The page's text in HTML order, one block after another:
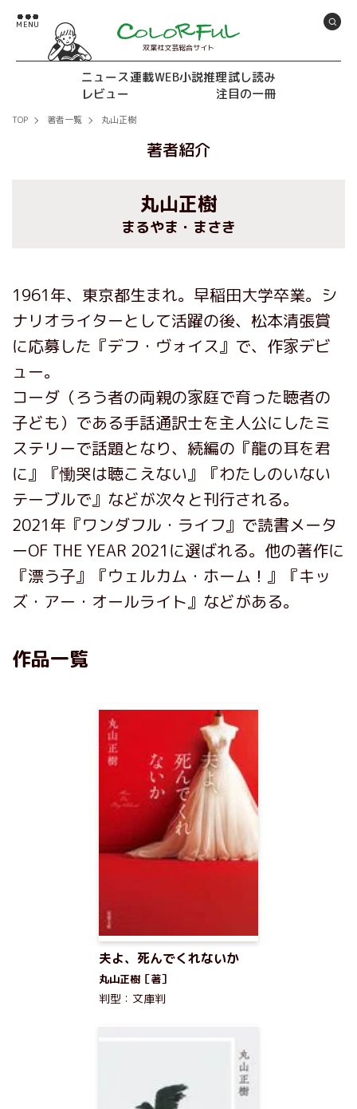
双葉社文芸総合サイト
ニュース連載WEB小説推理試し読み
レビュー
注目の一冊
TOP 著者一覧 丸山正樹
著者紹介
丸山正樹
まるやま・まさき
1961年、東京都生まれ。早稲田大学卒業。シ
ナリオライターとして活躍の後、松本清張賞
に応募した『デフ・ヴォイス』で、作家デビ
ュー。
コーダ（ろう者の両親の家庭で育った聴者の
子ども）である手話通訳士を主人公にしたミ
ステリーで話題となり、続編の『龍の耳を君
に』『慟哭は聴こえない』『わたしのいない
テーブルで』などが次々と刊行される。
2021年『ワンダフル・ライフ』で読書メータ
ーOF THE YEAR 2021に選ばれる。他の著作に
『漂う子』『ウェルカム・ホーム！』『キッ
ズ・アー・オールライト』などがある。
作品一覧
夫よ、死んでくれないか
丸山正樹［著］
判型：文庫判